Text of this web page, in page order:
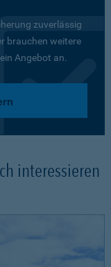
zuverlässig
brauchen weitere
Angebot an.
interessieren